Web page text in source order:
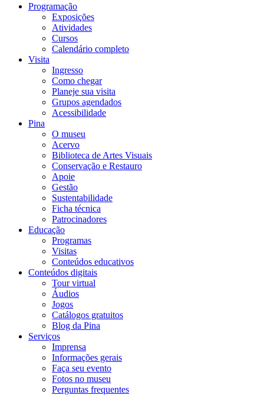
Programação
Exposições
Atividades
Cursos
Calendário completo
Visita
Ingresso
Como chegar
Planeje sua visita
Grupos agendados
Acessibilidade
Pina
O museu
Acervo
Biblioteca de Artes Visuais
Conservação e Restauro
Apoie
Gestão
Sustentabilidade
Ficha técnica
Patrocinadores
Educação
Programas
Visitas
Conteúdos educativos​
Conteúdos digitais
Tour virtual
Áudios
Jogos
Catálogos gratuitos
Blog da Pina
Serviços
Imprensa
Informações gerais
Faça seu evento
Fotos no museu
Perguntas frequentes